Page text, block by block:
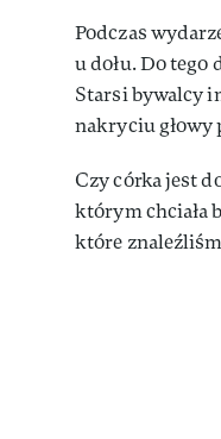
Podczas
u dołu. Do tego
Starsi bywalcy
nakryciu głowy
Czy córka jest
którym chciała
które